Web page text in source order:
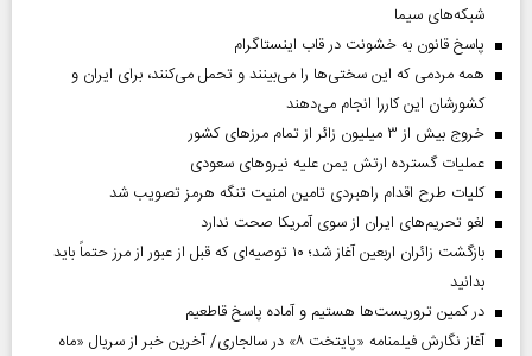
شبکه‌های سیما
پاسخ قانون به خشونت در قاب اینستاگرام
همه مردمی که این سختی‌ها را می‌بینند و تحمل می‌کنند، برای ایران و
کشورشان این کاررا انجام می‌دهند
خروج بیش از ۳ میلیون زائر از تمام مرز‌های کشور
عملیات گسترده ارتش یمن علیه نیروهای سعودی
کلیات طرح اقدام راهبردی تامین امنیت تنگه هرمز تصویب شد
لغو تحریم‌های ایران از سوی آمریکا صحت ندارد
بازگشت زائران اربعین آغاز شد؛ ۱۰ توصیه‌ای که قبل از عبور از مرز حتماً باید
بدانید
در کمین تروریست‌ها هستیم و آماده پاسخ قاطعیم
آغاز نگارش فیلمنامه «پایتخت ۸» در سالجاری/ آخرین خبر از سریال «ماه